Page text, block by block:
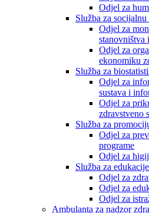
Odjel za
Služba za
Odjel za
stanovništva
Odjel za
ekonomiku
Služba za
Odjel za
sustava i
Odjel za
zdravstveno
Služba za
Odjel za
programe
Odjel za
Služba za
Odjel za
Odjel za
Odjel za
Ambulanta za nadzor